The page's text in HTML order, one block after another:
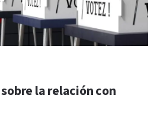
la relación con